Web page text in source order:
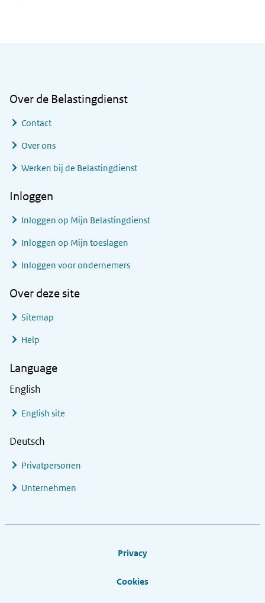
Over de Belastingdienst
Contact
Over ons
Werken bij de Belastingdienst
Inloggen
Inloggen op Mijn Belastingdienst
Inloggen op Mijn toeslagen
Inloggen voor ondernemers
Over deze site
Sitemap
Help
Language
English
English site
Deutsch
Privatpersonen
Unternehmen
Privacy
Cookies